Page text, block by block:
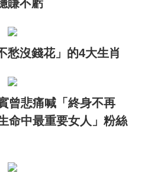
賺不虧
愁沒錢花」的4大生肖
曾悲痛喊「終身不再
中最重要女人」粉絲